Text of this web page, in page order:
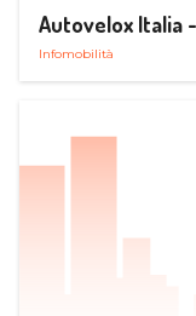
Autovelox Italia
Infomobilità